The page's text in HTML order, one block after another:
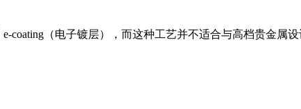
（电子镀层），而这种工艺并不适合与高档贵金属设